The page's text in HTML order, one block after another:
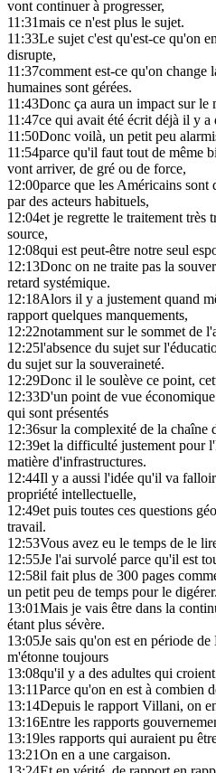
vont continuer à progresser,
11:31mais ce n'est plus le sujet.
11:33Le sujet c'est qu'est-ce qu'on
disrupte,
11:37comment est-ce qu'on change
humaines sont gérées.
11:43Donc ça aura un impact sur le
11:47ce qui avait été écrit déjà il y a
11:50Donc voilà, un petit peu
11:54parce qu'il faut tout de même
vont arriver, de gré ou de force,
12:00parce que les Américains sont
par des acteurs habituels,
12:04et je regrette le traitement très
source,
12:08qui est peut-être notre seul
12:13Donc on ne traite pas la
retard systémique.
12:18Alors il y a justement quand
rapport quelques manquements,
12:22notamment sur le sommet de
12:25l'absence du sujet sur
du sujet sur la souveraineté.
12:29Donc il le soulève ce point,
12:33D'un point de vue
qui sont présentés
12:36sur la complexité de la chaîne
12:39et la difficulté justement pour
matière d'infrastructures.
12:44Il y a aussi l'idée qu'il va
propriété intellectuelle,
12:49et puis toutes ces questions
travail.
12:53Vous avez eu le temps de le
12:55Je l'ai survolé parce qu'il est
12:58il fait plus de 300 pages
un petit peu de temps pour le digérer.
13:01Mais je vais être dans la
étant plus sévère.
13:05Je sais qu'on est en période
m'étonne toujours
13:08qu'il y a des adultes qui
13:11Parce qu'on en est à combien
13:14Depuis le rapport Villani, on
13:16Entre les rapports
13:19les rapports qui auraient pu
13:21On en a une cargaison.